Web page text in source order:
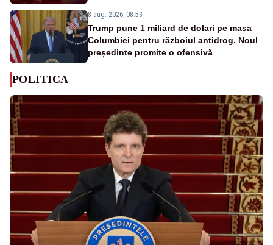
8 aug. 2026, 08:53
Trump pune 1 miliard de dolari pe masa
Columbiei pentru războiul antidrog. Noul
președinte promite o ofensivă
POLITICA